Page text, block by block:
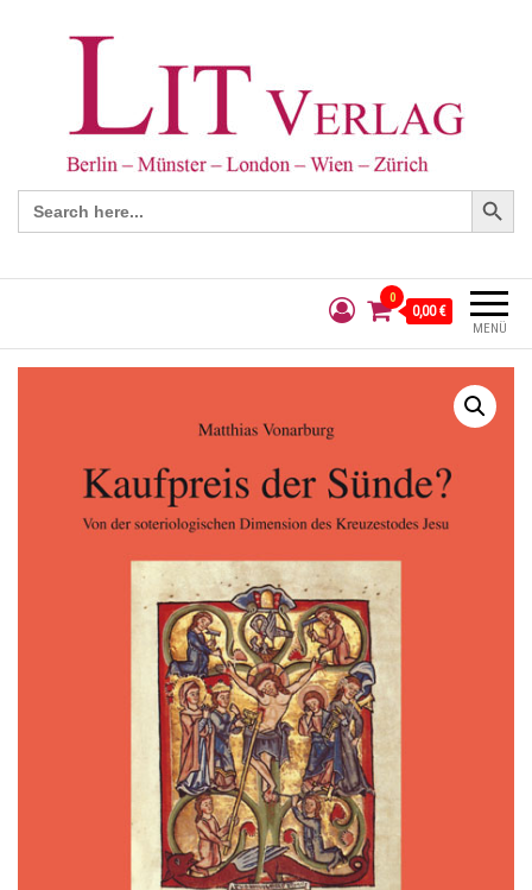
Search
for:
Search Button
MENÜ
0
0,00 €